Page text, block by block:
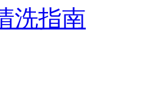
洗指南